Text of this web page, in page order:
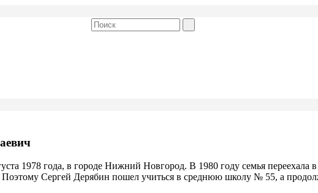
1978 года, в городе Нижний Новгород. В 1980 году семья переехала
Поэтому Сергей Дерябин пошел учиться в среднюю школу № 55, а